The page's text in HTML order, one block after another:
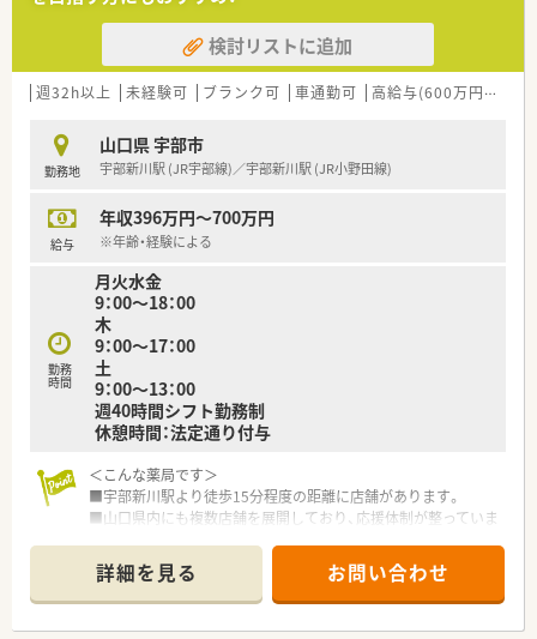
門性の高い薬剤師の育成しています。
■自己啓発の一環として、約130種類の中から自分にあった講座
を選択できる通信教育があります。
■福岡県本社で全国43都道府県に店舗展開しております。
開業支援まで行っているため、医療機関との関係も良好で「医
薬連携」の取組みとして積極的にコミュニケーションを図ってい
■異動・転勤について
①全国勤務社員：全店舗を対象とした異動が可能な社員
③薬剤師職Ⅲ（ローカル社員）：転居を伴う異動がない社員から選
択可能です。
■休暇制度や福利厚生面も充実
正社員であれば有給は入社時から付与。
その他、連続休暇制度、メモリアル休暇、サポート休暇、ボラン
ティア休暇などワークライフバランスを推奨されています。
＜こんな方にもおすすめ＞
きたい方
■応援体制がありいざという時に休みの取れる環境でご勤務さ
れたい方
■マイカー通勤ご希望の方
■様々な店舗でスキルを磨いてみたい方
検討リストに追加
週32h以上 未経験可 ブランク可 車通勤可 高給与(600万円以上)
勤務地
山口県 宇部市
宇部新川駅 (JR宇部線)／宇部新川駅 (JR小野田線)
給与
年収396万円～700万円
※年齢・経験による
勤務
時間
月火水金
9：00～18：00
木
9：00～17：00
土
9：00～13：00
週40時間シフト勤務制
休憩時間：法定通り付与
＜こんな薬局です＞
■宇部新川駅より徒歩15分程度の距離に店舗があります。
■山口県内にも複数店舗を展開しており、応援体制が整っていま
＜業務内容＞
■処方箋による調剤業務、服薬指導、薬剤情報の提供など
■近隣の医院より内科をメインに処方応需しています。
詳細を見る お問い合わせ